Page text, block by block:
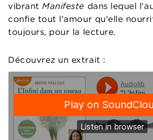
vibrantManifeste dans lequel
confie tout l'amour qu'elle
toujours, pour la lecture.
Découvrez un extrait :